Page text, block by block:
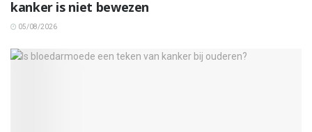
kanker is niet bewezen
05/08/2026